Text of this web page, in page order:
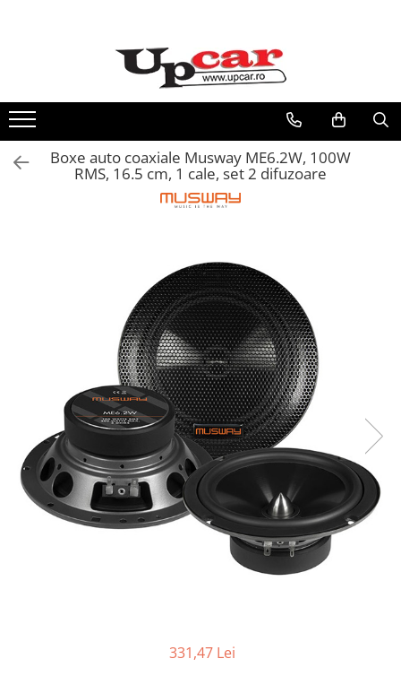
Aplice si Pendule
Electrocasnice Mici
Audio & Video
Boxe auto coaxiale Musway ME6.2W, 100W
RMS, 16.5 cm, 1 cale, set 2 difuzoare
331,47 Lei